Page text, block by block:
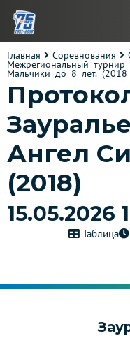
Главная Соревнования
Межрегиональный
Мальчики до 8 лет. (2018
Ангел
(2018)
15.05.2026
Таблица